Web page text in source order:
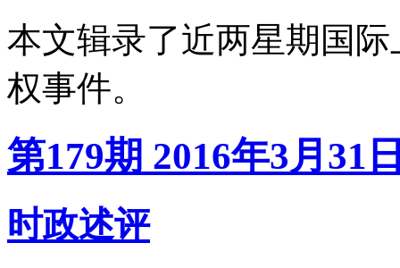
本文辑录了近两星期国
权事件。
第179期 2016年3月31
时政述评